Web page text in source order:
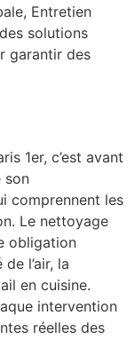
Entretien
solutions
garantir des
1er, c’est avant
son
comprennent les
Le nettoyage
obligation
l’air, la
en cuisine.
intervention
réelles des